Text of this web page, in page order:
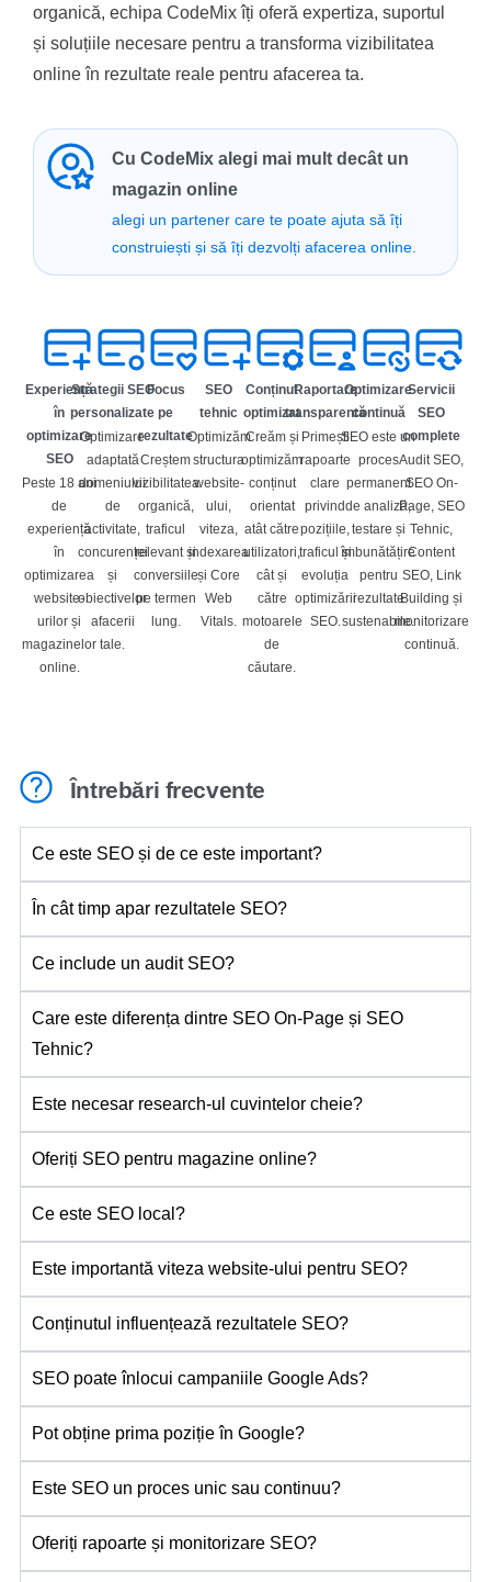
organică, echipa CodeMix îți oferă expertiza, suportul
și soluțiile necesare pentru a transforma vizibilitatea
online în rezultate reale pentru afacerea ta.
Cu CodeMix alegi mai mult decât un
magazin online
alegi un partener care te poate ajuta să îți
construiești și să îți dezvolți afacerea online.
Experiență
în
optimizare
SEO
Peste 18 ani
de
experiență
în
optimizarea
website-
urilor și
magazinelor
online.
Strategii SEO
personalizate
Optimizare
adaptată
domeniului
de
activitate,
concurenței
și
obiectivelor
afacerii
tale.
Focus
pe
rezultate
Creștem
vizibilitatea
organică,
traficul
relevant și
conversiile
pe termen
lung.
SEO
tehnic
Optimizăm
structura
website-
ului,
viteza,
indexarea
și Core
Web
Vitals.
Conținut
optimizat
Creăm și
optimizăm
conținut
orientat
atât către
utilizatori,
cât și
către
motoarele
de
căutare.
Raportare
transparentă
Primești
rapoarte
clare
privind
pozițiile,
traficul și
evoluția
optimizării
SEO.
Optimizare
continuă
SEO este un
proces
permanent
de analiză,
testare și
îmbunătățire
pentru
rezultate
sustenabile.
Servicii
SEO
complete
Audit SEO,
SEO On-
Page, SEO
Tehnic,
Content
SEO, Link
Building și
monitorizare
continuă.
Întrebări frecvente
Ce este SEO și de ce este important?
În cât timp apar rezultatele SEO?
Ce include un audit SEO?
Care este diferența dintre SEO On-Page și SEO
Tehnic?
Este necesar research-ul cuvintelor cheie?
Oferiți SEO pentru magazine online?
Ce este SEO local?
Este importantă viteza website-ului pentru SEO?
Conținutul influențează rezultatele SEO?
SEO poate înlocui campaniile Google Ads?
Pot obține prima poziție în Google?
Este SEO un proces unic sau continuu?
Oferiți rapoarte și monitorizare SEO?